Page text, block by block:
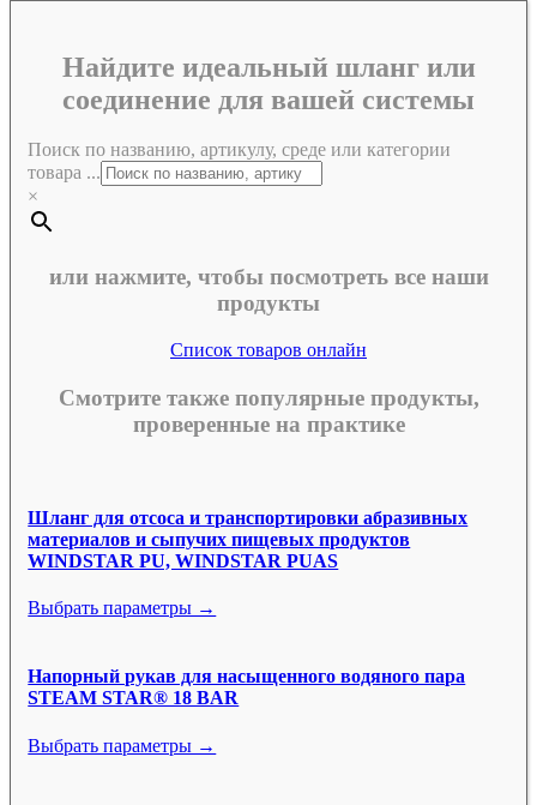
Найдите идеальный шланг или
соединение для вашей системы
Поиск по названию, артикулу, среде или категории
товара ...
×
или нажмите, чтобы посмотреть все наши
продукты
Список товаров онлайн
Смотрите также популярные продукты,
проверенные на практике
Шланг для отсоса и транспортировки абразивных
материалов и сыпучих пищевых продуктов
WINDSTAR PU, WINDSTAR PUAS
Выбрать параметры →
Напорный рукав для насыщенного водяного пара
STEAM STAR® 18 BAR
Выбрать параметры →